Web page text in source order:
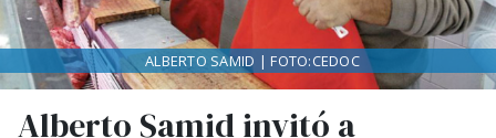
Alberto Samid invitó a
ALBERTO SAMID | FOTO:CEDOC